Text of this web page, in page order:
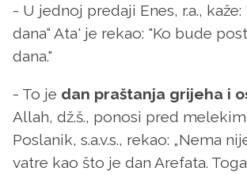
- U jednoj predaji Enes, r.a.,
dana“ Ata' je rekao: "Ko bude
dana."
- To je dan praštanja grijeha i
Allah, dž.š., ponosi pred
Poslanik, s.a.v.s., rekao: „Nema
vatre kao što je dan Arefata.